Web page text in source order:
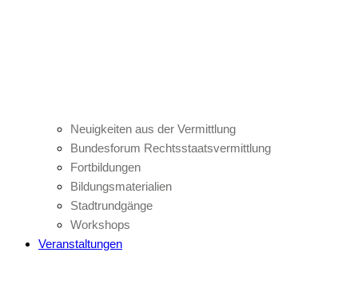
Neuigkeiten aus der Vermittlung
Bundesforum Rechtsstaatsvermittlung
Fortbildungen
Bildungsmaterialien
Stadtrundgänge
Workshops
Veranstaltungen